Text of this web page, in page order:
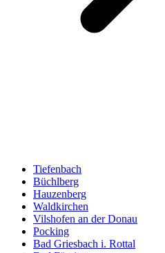
Tiefenbach
Büchlberg
Hauzenberg
Waldkirchen
Vilshofen an der Donau
Pocking
Bad Griesbach i. Rottal